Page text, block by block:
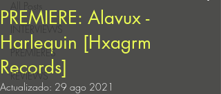
INTERVIEWS
PREMIERES
REVIEWS
PREMIERE: Alavux -
Harlequin [Hxagrm
Records]
Actualizado: 29 ago 2021